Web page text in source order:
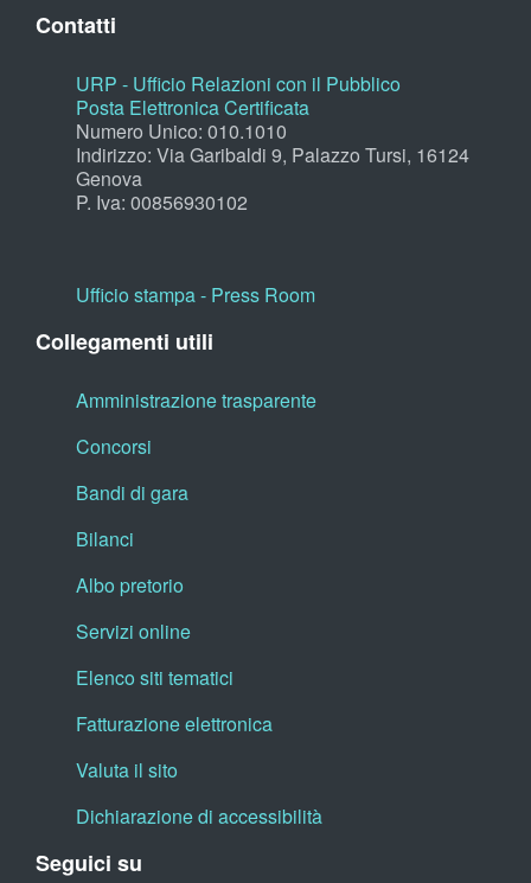
Contatti
URP - Ufficio Relazioni con il Pubblico
Posta Elettronica Certificata
Numero Unico: 010.1010
Indirizzo: Via Garibaldi 9, Palazzo Tursi, 16124
Genova
P. Iva: 00856930102
Ufficio stampa - Press Room
Collegamenti utili
Amministrazione trasparente
Concorsi
Bandi di gara
Bilanci
Albo pretorio
Servizi online
Elenco siti tematici
Fatturazione elettronica
Valuta il sito
Dichiarazione di accessibilità
Seguici su